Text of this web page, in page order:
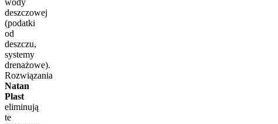
wody
deszczowej
(podatki
od
deszczu,
systemy
drenażowe).
Rozwiązania
Natan
Plast
eliminują
te